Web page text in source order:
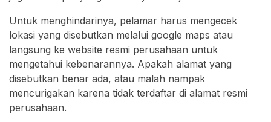
Untuk menghindarinya, pelamar harus mengecek
lokasi yang disebutkan melalui google maps atau
langsung ke website resmi perusahaan untuk
mengetahui kebenarannya. Apakah alamat yang
disebutkan benar ada, atau malah nampak
mencurigakan karena tidak terdaftar di alamat resmi
perusahaan.